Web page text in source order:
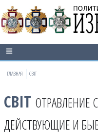
ГЛАВНАЯ СВІТ
СВІТ ОТРАВЛЕНИЕ
ДЕЙСТВУЮЩИЕ И